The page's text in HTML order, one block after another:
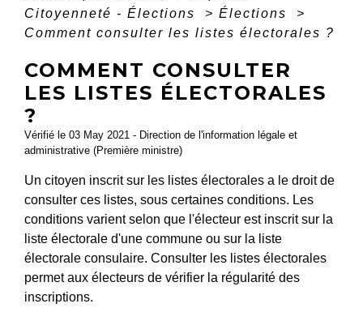
Citoyenneté - Élections
> Élections
>
Comment consulter les listes électorales ?
COMMENT CONSULTER
LES LISTES ÉLECTORALES
?
Vérifié le 03 May 2021 - Direction de l'information légale et
administrative (Première ministre)
Un citoyen inscrit sur les listes électorales a le droit de
consulter ces listes, sous certaines conditions. Les
conditions varient selon que l'électeur est inscrit sur la
liste électorale d'une commune ou sur la liste
électorale consulaire. Consulter les listes électorales
permet aux électeurs de vérifier la régularité des
inscriptions.